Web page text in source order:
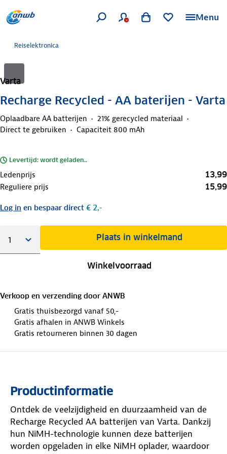
Menu
Reiselektronica
Varta
Recharge Recycled - AA baterijen - Varta
Oplaadbare AA batterijen
21% gerecycled materiaal
Direct te gebruiken
Capaciteit 800 mAh
Levertijd: wordt geladen..
Ledenprijs 13,99
Reguliere prijs 15,99
Log in en bespaar direct € 2,-
Plaats in winkelmand
Winkelvoorraad
Verkoop en verzending door ANWB
Gratis thuisbezorgd vanaf 50,-
Gratis afhalen in ANWB Winkels
Gratis retourneren binnen 30 dagen
Productinformatie
Ontdek de veelzijdigheid en duurzaamheid van de
Recharge Recycled AA batterijen van Varta. Dankzij
hun NiMH-technologie kunnen deze batterijen
worden opgeladen in elke NiMH oplader, waardoor